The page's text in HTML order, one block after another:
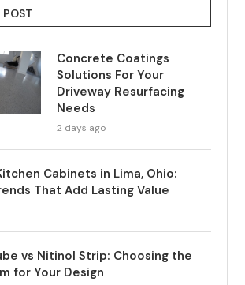
POST
Concrete Coatings
Solutions For Your
Driveway Resurfacing
Needs
2 days ago
Cabinets in Lima, Ohio:
That Add Lasting Value
vs Nitinol Strip: Choosing the
for Your Design